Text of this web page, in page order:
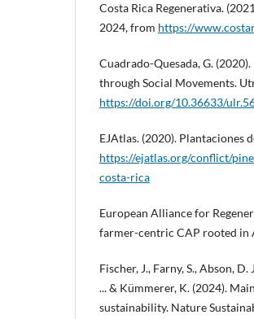
Costa Rica Regenerativa.
2024, from https://
Cuadrado-Quesada, G.
through Social Movements.
https://doi.org/10.36633/
EJAtlas. (2020). Plantaciones
https://ejatlas.org/conflict/
costa-rica
European Alliance for
farmer-centric CAP rooted in
Fischer, J., Farny, S., Abson,
... & Kümmerer, K. (2024).
sustainability. Nature